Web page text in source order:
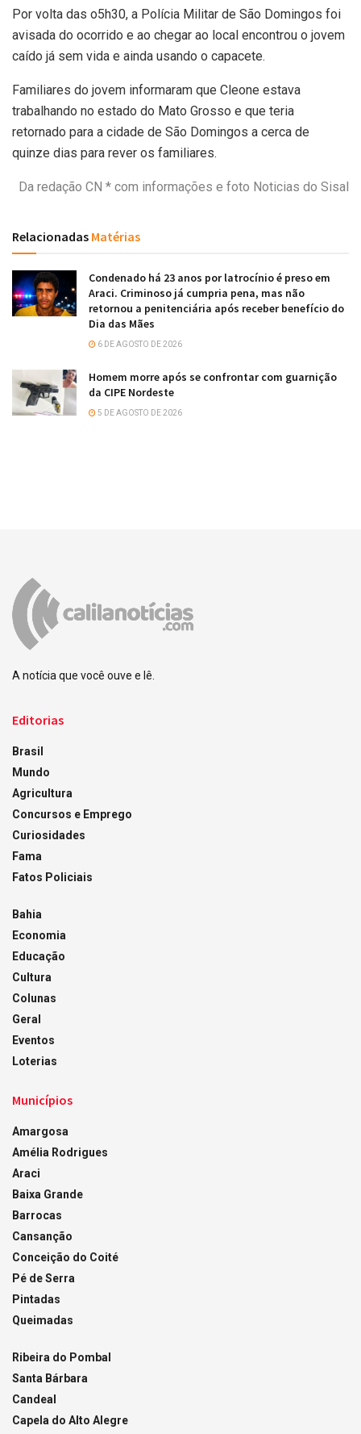
Por volta das o5h30, a Polícia Militar de São Domingos foi
avisada do ocorrido e ao chegar ao local encontrou o jovem
caído já sem vida e ainda usando o capacete.
Familiares do jovem informaram que Cleone estava
trabalhando no estado do Mato Grosso e que teria
retornado para a cidade de São Domingos a cerca de
quinze dias para rever os familiares.
Da redação CN * com informações e foto Noticias do Sisal
Relacionadas Matérias
Condenado há 23 anos por latrocínio é preso em
Araci. Criminoso já cumpria pena, mas não
retornou a penitenciária após receber benefício do
Dia das Mães
6 DE AGOSTO DE 2026
Homem morre após se confrontar com guarnição
da CIPE Nordeste
5 DE AGOSTO DE 2026
A notícia que você ouve e lê.
Editorias
Brasil
Mundo
Agricultura
Concursos e Emprego
Curiosidades
Fama
Fatos Policiais
Bahia
Economia
Educação
Cultura
Colunas
Geral
Eventos
Loterias
Municípios
Amargosa
Amélia Rodrigues
Araci
Baixa Grande
Barrocas
Cansanção
Conceição do Coité
Pé de Serra
Pintadas
Queimadas
Ribeira do Pombal
Santa Bárbara
Candeal
Capela do Alto Alegre